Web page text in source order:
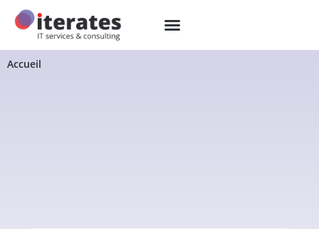
Accueil